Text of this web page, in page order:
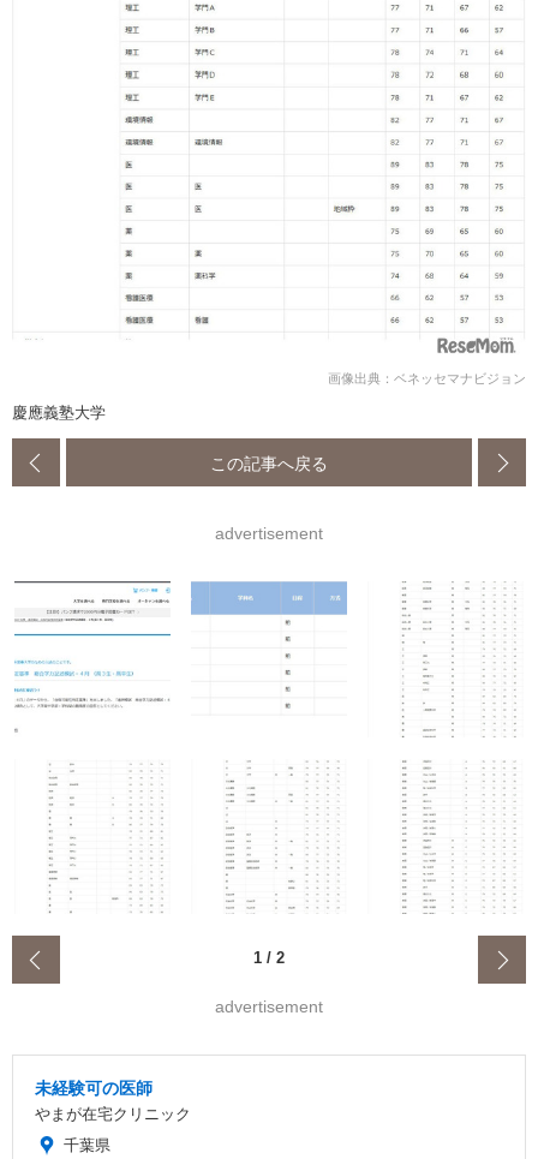
画像出典：ベネッセマナビジョン
慶應義塾大学
この記事へ戻る
advertisement
1 / 2
advertisement
未経験可の医師
やまが在宅クリニック
千葉県